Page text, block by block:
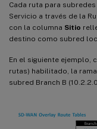
Cada ruta para
Servicio a través de la
con la columna Sitio
destino como subred
En el siguiente ejemplo,
rutas) habilitado, la
subred Branch B